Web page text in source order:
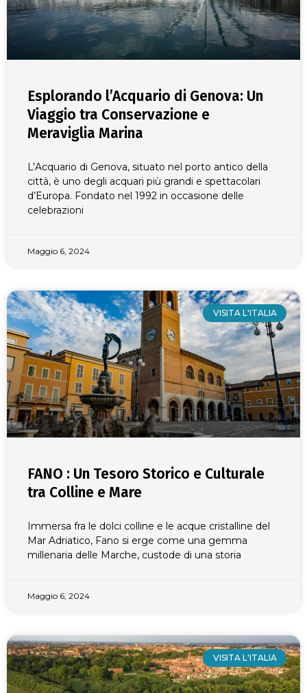
Esplorando l’Acquario di Genova: Un
Viaggio tra Conservazione e
Meraviglia Marina
L’Acquario di Genova, situato nel porto antico della
città, è uno degli acquari più grandi e spettacolari
d’Europa. Fondato nel 1992 in occasione delle
celebrazioni
Maggio 6, 2024
VISITA L'ITALIA
FANO : Un Tesoro Storico e Culturale
tra Colline e Mare
Immersa fra le dolci colline e le acque cristalline del
Mar Adriatico, Fano si erge come una gemma
millenaria delle Marche, custode di una storia
Maggio 6, 2024
VISITA L'ITALIA